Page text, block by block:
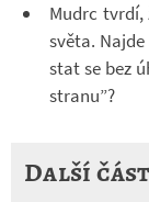
Mudrc
světa.
stat se bez
stranu”?
Další